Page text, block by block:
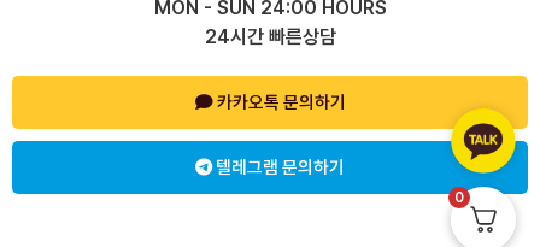
b
o
t
e
r
u
b
e
g
a
MON - SUN 24:00 HOURS
24시간 빠른상담
카카오톡 문의하기
텔레그램 문의하기
0